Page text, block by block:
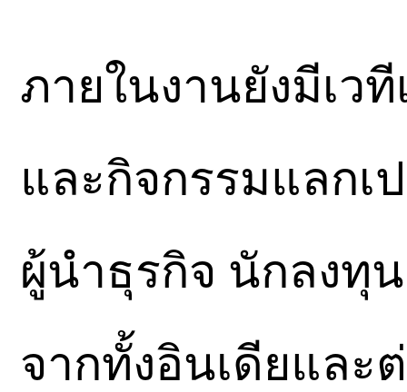
ภายในงานยังมีเว
และกิจกรรมแลกเ
ผู้นำธุรกิจ นักลงทุ
จากทั้งอินเดียและ